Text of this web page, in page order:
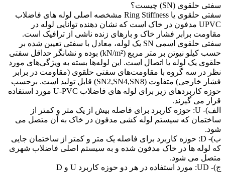
سفتی حلقوی (SN) چیست؟
سفتی حلقوی یا Ring Stiffness مشخصه اصلی لوله های فاضلاب
UPVC مدفون در خاک است که نشان دهنده توانایی لوله در
مقاومت برابر فشار خاک و بارهای زنده ناشی از ترافیک است.
سفتی حلقوی اسمی SN یک لوله، معادل با سفتی تعیین شده بر
حسب کیلو نیوتن بر متر مربع (kN/m²) بوده و نشانگر حداقل سفتی
حلقوی یک لوله یا اتصال است. این لوله‌ها بسته به ویژگی‌های مورد
نظر در سه گروه با مقاومت‌های سفتی حلقوی (مقاومت در برابر
فشار خارجی) متفاوت (SN2,SN4,SN8) قابل تولید است. برحسب
حوزه کاربردهای زیر برای لوله های فاضلاب U-PVC مورد استفاده
قرار می گیرند.
الف)- U: حوزه کاربرد برای فاصله بیش از یک متر و کمتر از
ساختمان که سیستم لوله کشی مدفون در خاک به آن متصل می
شود.
ب)- D: حوزه کاربرد برای فاصله یک متر و کمتر از ساختمان جایی
که لوله ها در خاک مدفون شده و به سیستم اصلی فاضلاب شهری
متصل می شود.
ج)- UD: مورد استفاده در هر دو حوزه کاربرد U و D